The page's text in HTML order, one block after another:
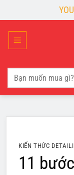
to
content
Tìm
kiếm:
KIẾN THỨC
11